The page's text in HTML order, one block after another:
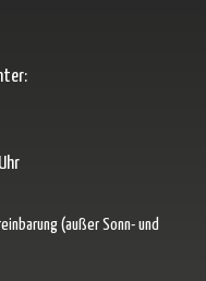
(außer Sonn- und